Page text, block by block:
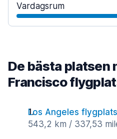
Vardagsrum
De bästa platsen
Francisco
Los Angeles flygplats
543,2 km / 337,53